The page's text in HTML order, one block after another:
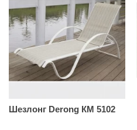
Шезлонг Derong КМ 5102